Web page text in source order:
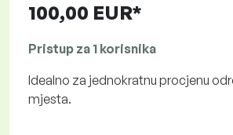
100,00 EUR*
Pristup za 1 korisnika
Idealno za jednokratnu procjenu
mjesta.